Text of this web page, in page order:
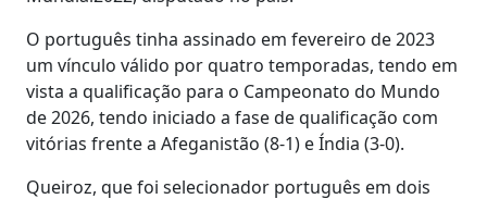
O português tinha assinado em fevereiro de 2023
um vínculo válido por quatro temporadas, tendo em
vista a qualificação para o Campeonato do Mundo
de 2026, tendo iniciado a fase de qualificação com
vitórias frente a Afeganistão (8-1) e Índia (3-0).
Queiroz, que foi selecionador português em dois